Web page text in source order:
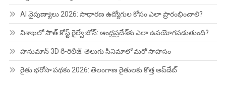
AI నైపుణ్యాలు 2026: సాధారణ ఉద్యోగుల కోసం ఎలా ప్రారంభించాలి?
విశాఖలో సౌత్ కోస్ట్ రైల్వే జోన్: ఆంధ్రప్రదేశ్‌కు ఎలా ఉపయోగపడుతుంది?
హనుమాన్ 3D రీ-రిలీజ్: తెలుగు సినిమాలో మరో సాహసం
రైతు భరోసా పథకం 2026: తెలంగాణ రైతులకు కొత్త అప్‌డేట్